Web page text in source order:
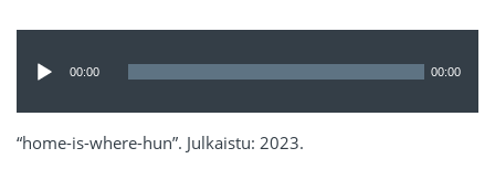
Player
00:00 00:00
“home-is-where-hun”. Julkaistu: 2023.